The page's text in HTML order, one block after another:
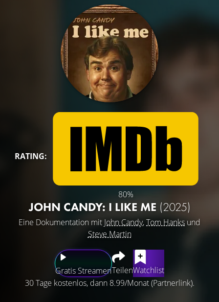
RATING:
80%
JOHN CANDY: I LIKE ME (2025)
Eine Dokumentation mit John Candy,Tom Hanksund
Steve Martin
Gratis StreamenTeilenWatchlist
30 Tage kostenlos, dann 8.99/Monat (Partnerlink).